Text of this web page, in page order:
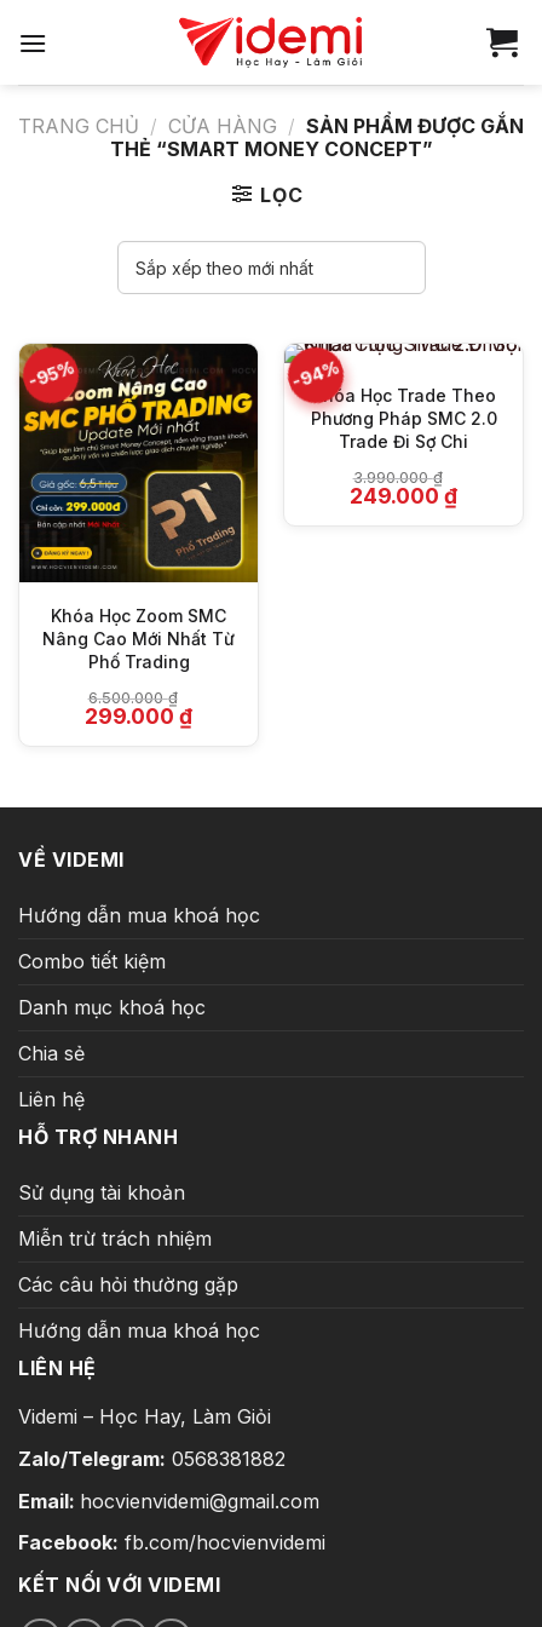
qua
TRANG CHỦ / CỬA HÀNG / SẢN PHẨM ĐƯỢC GẮN
THẺ “SMART MONEY CONCEPT”
LỌC
-95%
Khóa Học Zoom SMC
Nâng Cao Mới Nhất Từ
Phố Trading
6.500.000₫
Giá
gốc
299.000₫Giá
-94%
Khóa Học Trade Theo
Phương Pháp SMC 2.0
Trade Đi Sợ Chi
3.990.000₫
Giá
gốc
249.000 ₫Giá
VỀ VIDEMI
Hướng dẫn mua khoá học
Combo tiết kiệm
Danh mục khoá học
Chia sẻ
Liên hệ
HỖ TRỢ NHANH
Sử dụng tài khoản
Miễn trừ trách nhiệm
Các câu hỏi thường gặp
Hướng dẫn mua khoá học
LIÊN HỆ
Videmi – Học Hay, Làm Giỏi
Zalo/Telegram: 0568381882
Email: hocvienvidemi@gmail.com
Facebook: fb.com/hocvienvidemi
KẾT NỐI VỚI VIDEMI